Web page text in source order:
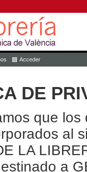
Acceder
DE
que
al
LA
a